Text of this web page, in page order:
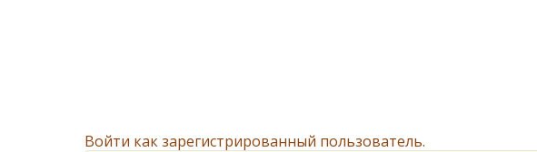
Войти как зарегистрированный пользователь.